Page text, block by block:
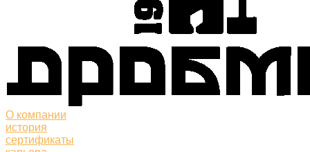
О компании
история
сертификаты